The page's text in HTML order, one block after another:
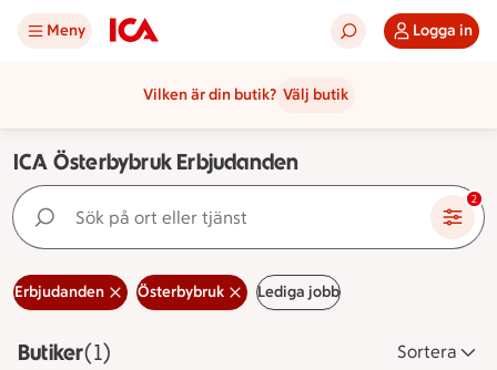
Meny Logga in
Vilken är din butik? Välj butik
ICA Österbybruk Erbjudanden
Sök på ort eller tjänst 2
Erbjudanden Österbybruk Lediga jobb
ButikerVisar 1 stycken
(1) Sortera